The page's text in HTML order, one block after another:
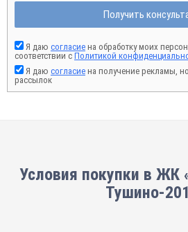
Получить
Я даю согласие на обработку моих
соответствии с Политикой
Я даю согласие на получение рекламы,
рассылок
Условия покупки в ЖК
Тушино-